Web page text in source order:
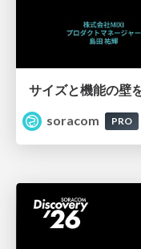
soracom
PRO